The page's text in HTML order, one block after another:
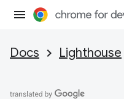
Docs Lighthouse